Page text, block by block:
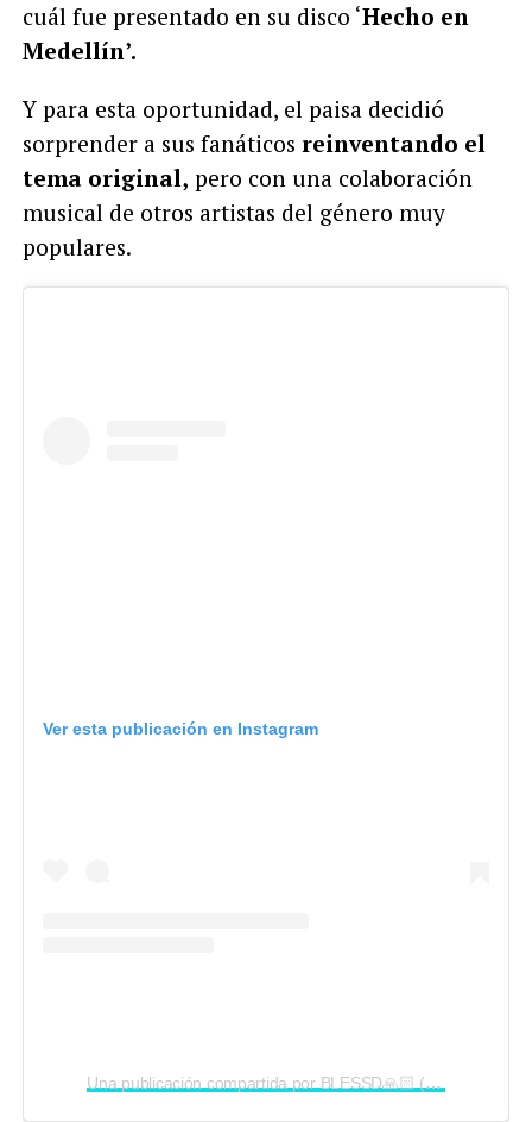
cuál fue presentado en su disco ‘Hecho en
Medellín’.
Y para esta oportunidad, el paisa decidió
sorprender a sus fanáticos reinventando el
tema original, pero con una colaboración
musical de otros artistas del género muy
populares.
Ver esta publicación en Instagram
Una publicación compartida por BLESSD🙏🏻 (@blessd)